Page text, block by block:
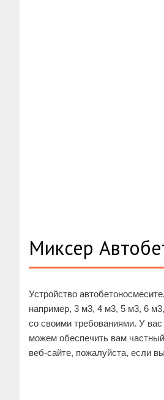
Миксер
Устройство
например, 3 м3, 4 м3, 5 м3, 6
со своими требованиями. У
можем обеспечить вам
веб-сайте, пожалуйста, если